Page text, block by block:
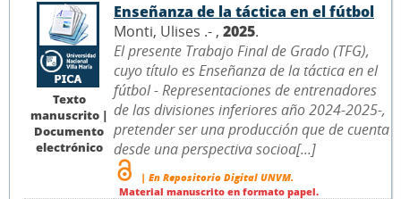
Texto
manuscrito |
Documento
electrónico
Enseñanza de la táctica en el fútbol
Monti, Ulises .- , 2025.
El presente Trabajo Final de Grado (TFG),
cuyo título es Enseñanza de la táctica en el
fútbol - Representaciones de entrenadores
de las divisiones inferiores año 2024-2025-,
pretender ser una producción que de cuenta
desde una perspectiva socioa[...]
| En Repositorio Digital UNVM.
Material manuscrito en formato papel.